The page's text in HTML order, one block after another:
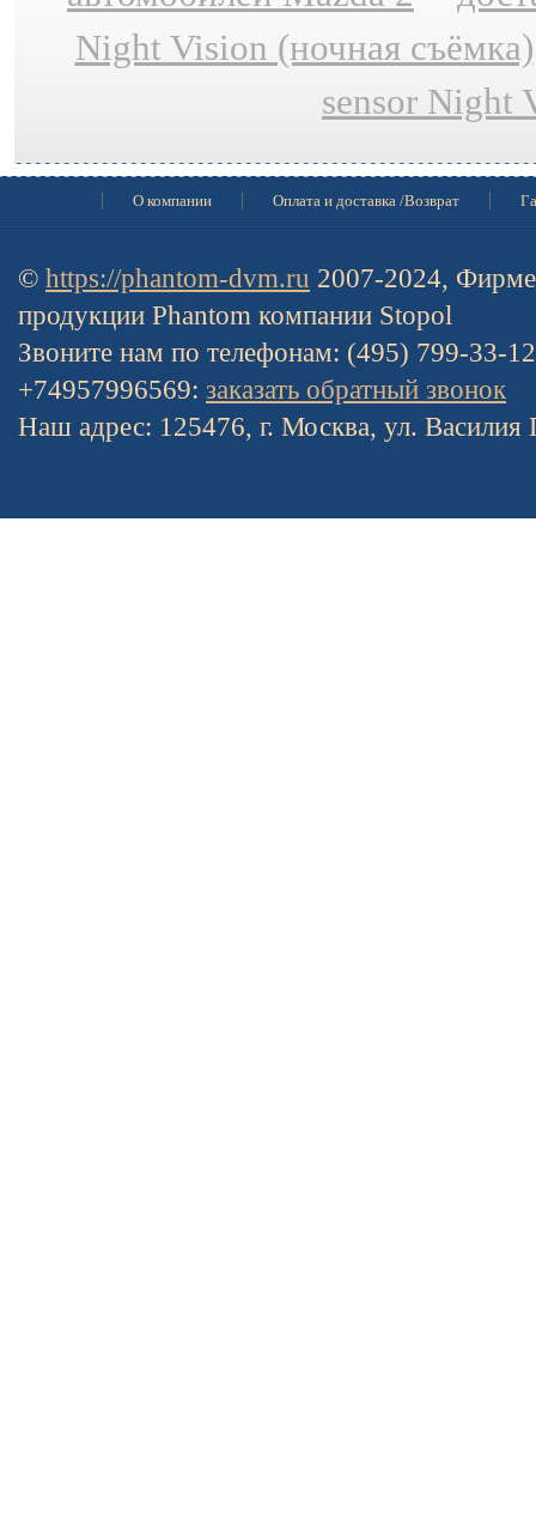
Night Vision (ночная съёмка)
sensor Night
О компании Оплата и доставка /Возврат
© https://phantom-dvm.ru 2007-2024,
продукции Phantom компании Stopol
Звоните нам по телефонам: (495) 799-33-
+74957996569: заказать обратный звонок
Наш адрес: 125476, г. Москва, ул. Василия